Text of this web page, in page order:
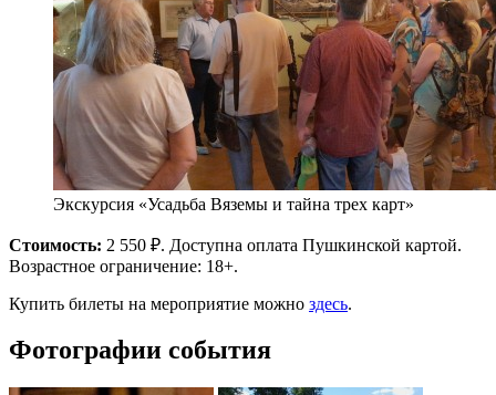
Экскурсия «Усадьба Вяземы и тайна трех карт»
Стоимость: 2 550 ₽. Доступна оплата Пушкинской картой.
Возрастное ограничение: 18+.
Купить билеты на мероприятие можно здесь.
Фотографии события